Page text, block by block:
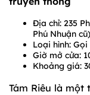
Địa chỉ: 235
Phú Nhuận cũ)
Loại hình:
Giờ mở cửa:
Khoảng giá:
Tám Riêu là một